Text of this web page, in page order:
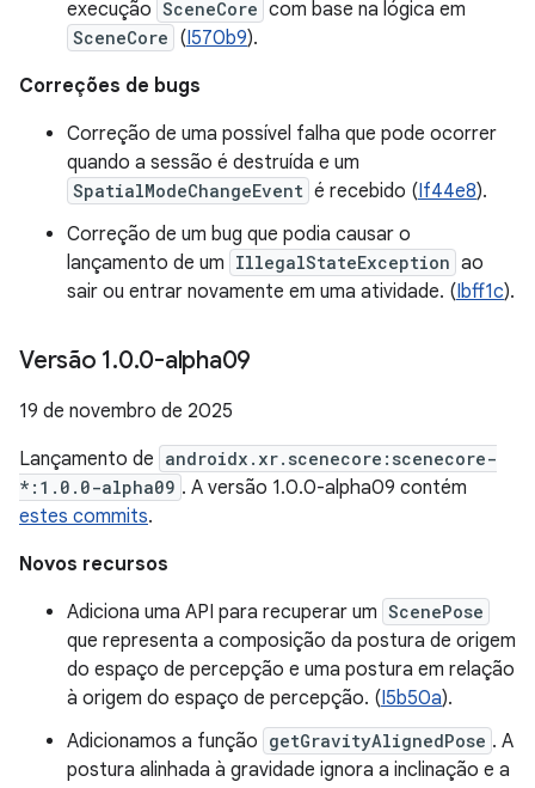
execução SceneCore com base na lógica em
SceneCore (I570b9).
Correções de bugs
Correção de uma possível falha que pode ocorrer
quando a sessão é destruída e um
SpatialModeChangeEvent é recebido (If44e8).
Correção de um bug que podia causar o
lançamento de um IllegalStateException ao
sair ou entrar novamente em uma atividade. (Ibff1c).
Versão 1.0.0-alpha09
19 de novembro de 2025
Lançamento de androidx.xr.scenecore:scenecore-
*:1.0.0-alpha09 . A versão 1.0.0-alpha09 contém
estes commits.
Novos recursos
Adiciona uma API para recuperar um ScenePose
que representa a composição da postura de origem
do espaço de percepção e uma postura em relação
à origem do espaço de percepção. (I5b50a).
Adicionamos a função getGravityAlignedPose . A
postura alinhada à gravidade ignora a inclinação e a